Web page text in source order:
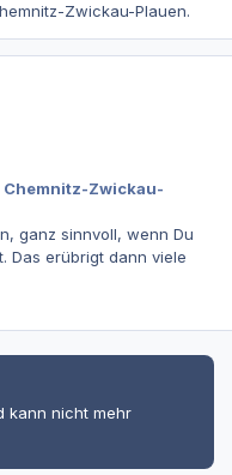
Zwickau-Plauen.
Chemnitz-Zwickau-
ganz sinnvoll, wenn Du
Das erübrigt dann viele
kann nicht mehr